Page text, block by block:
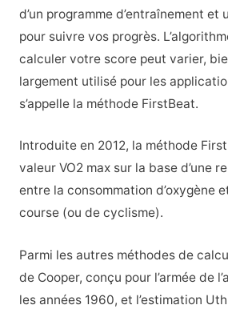
d’un programme d’entraînement
pour suivre vos progrès.
calculer votre score peut varier,
largement utilisé pour les
s’appelle la méthode FirstBeat.
Introduite en 2012, la méthode
valeur VO2 max sur la base d’une
entre la consommation d’oxygène
course (ou de cyclisme).
Parmi les autres méthodes de
de Cooper, conçu pour l’armée de
les années 1960, et l’estimation